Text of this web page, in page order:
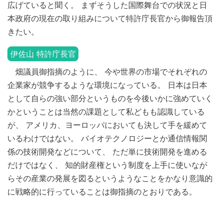
広げていると聞く。 まずそうした国際舞台での状況と日
本政府の現在の取り組みについて特許庁長官から御報告頂
きたい。
伊佐山 特許庁長官
畑議員御指摘のように、 今や世界の市場でそれぞれの
企業家が競争するような環境になっている。 日本は日本
として自らの強い部分というものを今後いかに強めていく
かということは当然の課題として私どもも認識している
が、 アメリカ、ヨーロッパにおいても決して手を緩めて
いるわけではない。 バイオテクノロジーとか通信情報関
係の技術開発などについて、 ただ単に技術開発を進める
だけではなく、 知的財産権という制度を上手に使いなが
らその産業の発展を図るというようなことをかなり意識的
に戦略的に行っていることは御指摘のとおりである。